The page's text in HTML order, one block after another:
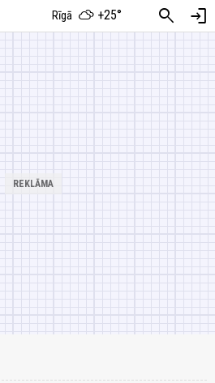
Rīgā +25° search login